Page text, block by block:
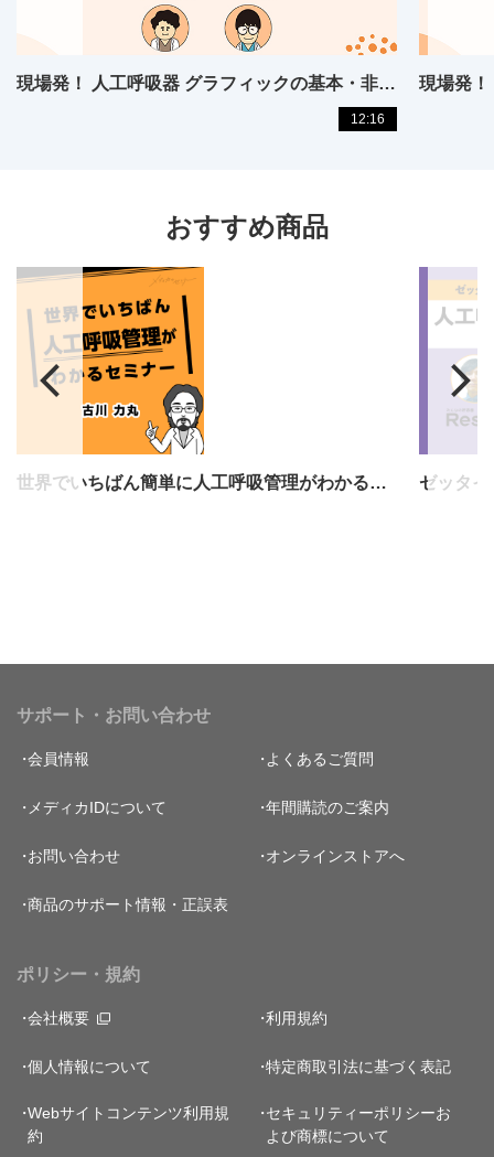
現場発！ 人工呼吸器 グラフィックの基本・非同調・アラーム対応【06】
12:16
おすすめ商品
世界でいちばん簡単に人工呼吸管理がわかるセミナー ゼッタイ
サポート・お問い合わせ
会員情報 よくあるご質問
メディカIDについて 年間購読のご案内
お問い合わせ オンラインストアへ
商品のサポート情報・正誤表
ポリシー・規約
会社概要 利用規約
個人情報について 特定商取引法に基づく表記
Webサイトコンテンツ利用規
約
セキュリティーポリシーお
よび商標について